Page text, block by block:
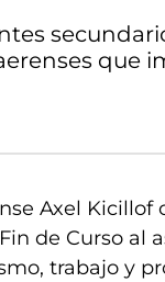
que
Axel
de Curso al
trabajo y